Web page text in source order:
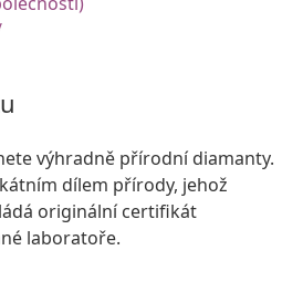
výhradně přírodní diamanty.
dílem přírody, jehož
originální certifikát
laboratoře.